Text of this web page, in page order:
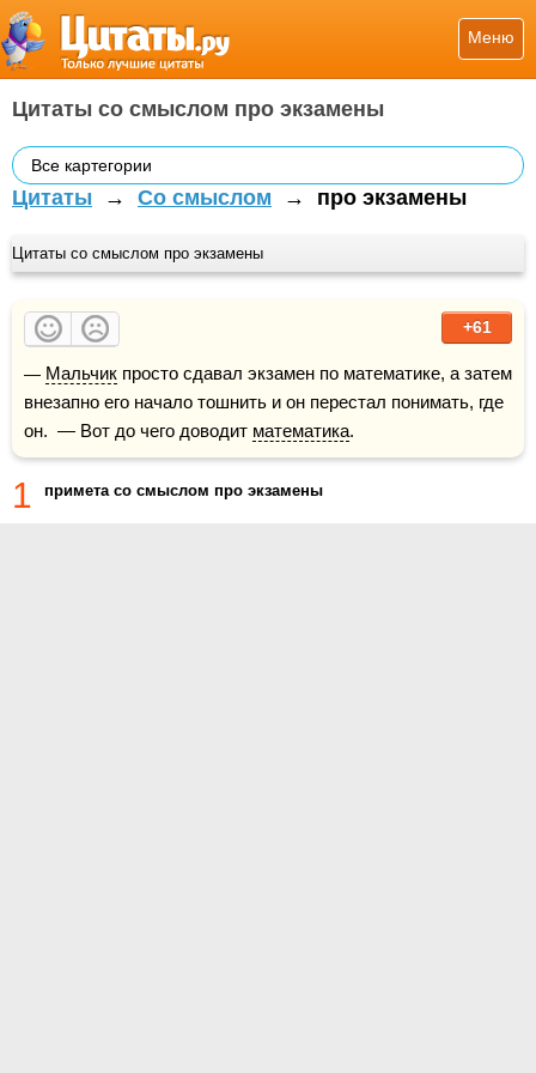
Меню
Цитаты со смыслом про экзамены
Все картегории
Цитаты → Со смыслом → про экзамены
Цитаты со смыслом про экзамены
+61
Мальчик просто сдавал экзамен по математике, а затем
внезапно его начало тошнить и он перестал понимать, где
он.  — Вот до чего доводит математика.
1 примета со смыслом про экзамены